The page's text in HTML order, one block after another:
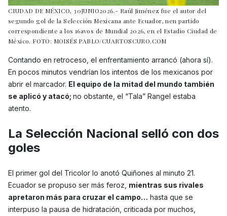
CIUDAD DE MÉXICO, 30JUNIO2026.- Raúl Jiménez fue el autor del
segundo gol de la Selección Mexicana ante Ecuador, nen partido
correspondiente a los 16avos de Mundial 2026, en el Estadio Ciudad de
México. FOTO: MOISÉS PABLO/CUARTOSCURO.COM
Contando en retroceso, el enfrentamiento arrancó (ahora sí).
En pocos minutos vendrían los intentos de los mexicanos por
abrir el marcador. El equipo de la mitad del mundo también
se aplicó y atacó; no obstante, el “Tala” Rangel estaba
atento.
La Selección Nacional selló con dos
goles
El primer gol del Tricolor lo anotó Quiñones al minuto 21.
Ecuador se propuso ser más feroz, mientras sus rivales
apretaron más para cruzar el campo… hasta que se
interpuso la pausa de hidratación, criticada por muchos,